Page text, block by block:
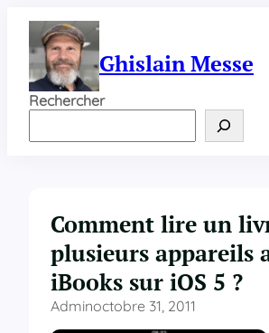
contenu
Ghislain Messe
Rechercher
Comment lire un
plusieurs appareils
iBooks sur iOS 5 ?
Adminoctobre 31, 2011